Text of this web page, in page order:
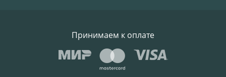
Принимаем к оплате